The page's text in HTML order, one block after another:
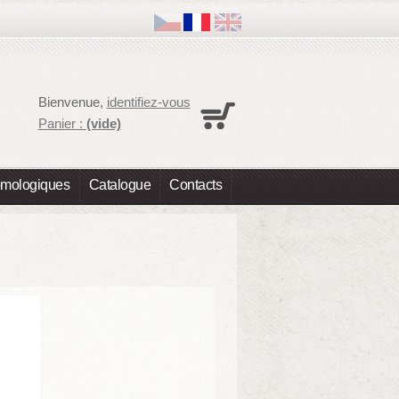
Catalogue Contacts
Bienvenue, identifiez-vous
Panier : (vide)
Aucun produit
Total 0,00 €
Les prix sont HT